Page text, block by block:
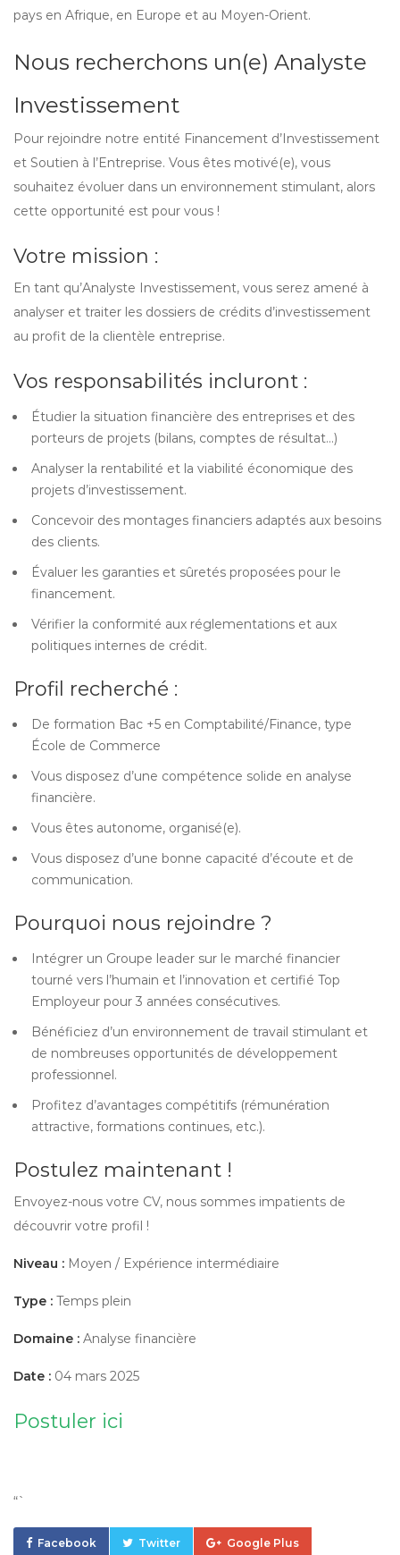
pays en Afrique, en Europe et au Moyen-Orient.
Nous recherchons un(e) Analyste
Investissement
Pour rejoindre notre entité Financement d’Investissement
et Soutien à l’Entreprise. Vous êtes motivé(e), vous
souhaitez évoluer dans un environnement stimulant, alors
cette opportunité est pour vous !
Votre mission :
En tant qu’Analyste Investissement, vous serez amené à
analyser et traiter les dossiers de crédits d’investissement
au profit de la clientèle entreprise.
Vos responsabilités incluront :
Étudier la situation financière des entreprises et des
porteurs de projets (bilans, comptes de résultat…)
Analyser la rentabilité et la viabilité économique des
projets d’investissement.
Concevoir des montages financiers adaptés aux besoins
des clients.
Évaluer les garanties et sûretés proposées pour le
financement.
Vérifier la conformité aux réglementations et aux
politiques internes de crédit.
Profil recherché :
De formation Bac +5 en Comptabilité/Finance, type
École de Commerce
Vous disposez d’une compétence solide en analyse
financière.
Vous êtes autonome, organisé(e).
Vous disposez d’une bonne capacité d’écoute et de
communication.
Pourquoi nous rejoindre ?
Intégrer un Groupe leader sur le marché financier
tourné vers l’humain et l’innovation et certifié Top
Employeur pour 3 années consécutives.
Bénéficiez d’un environnement de travail stimulant et
de nombreuses opportunités de développement
professionnel.
Profitez d’avantages compétitifs (rémunération
attractive, formations continues, etc.).
Postulez maintenant !
Envoyez-nous votre CV, nous sommes impatients de
découvrir votre profil !
Niveau : Moyen / Expérience intermédiaire
Type : Temps plein
Domaine : Analyse financière
Date : 04 mars 2025
Postuler ici
“`
Facebook Twitter Google Plus